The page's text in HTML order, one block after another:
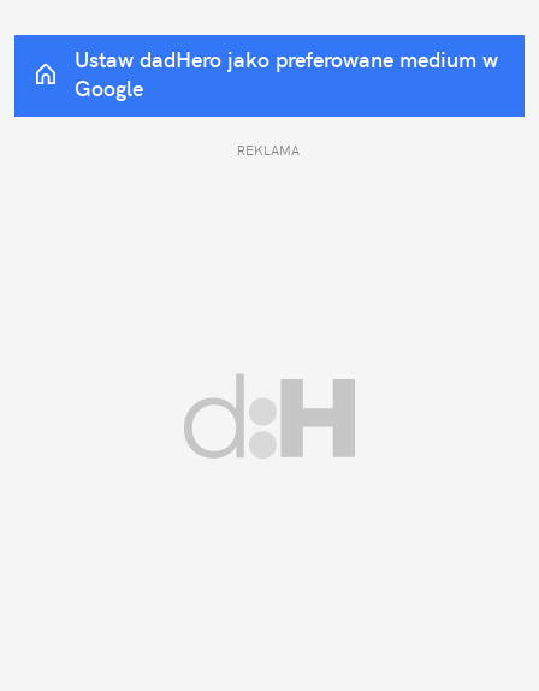
Ustaw dadHero jako preferowane medium w
Google
REKLAMA